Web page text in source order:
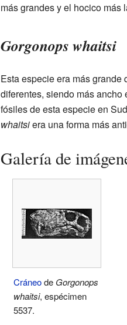
más grandes y el hocico más
Gorgonops whaitsi
Esta especie era más grande
diferentes, siendo más ancho
fósiles de esta especie en
whaitsiera una forma más
Galería de
Cráneode Gorgonops
whaitsi, espécimen
5537.